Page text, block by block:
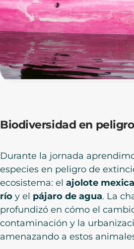
Biodiversidad en
Durante la jornada
especies en peligro de
ecosistema: el ajolote
río y el pájaro de agua. La
profundizó en cómo el
contaminación y la
amenazando a estos